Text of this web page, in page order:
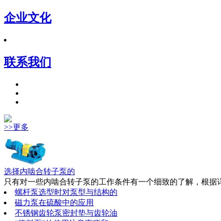
企业文化
联系我们
>>更多
选择内啮合转子泵的
只有对一些内啮合转子泵的工作条件有一个细致的了解，根据
螺杆泵选型时对泵型与结构的
磁力泵在硫酸中的应用
不锈钢齿轮泵密封垫与齿轮油